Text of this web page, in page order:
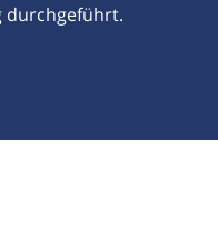
durchgeführt.